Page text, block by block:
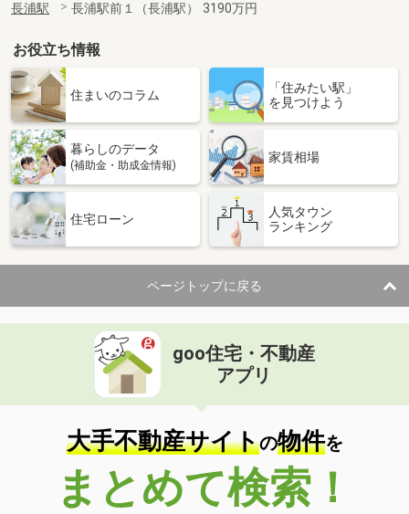
長浦駅
長浦駅前１（長浦駅） 3190万円
お役立ち情報
住まいのコラム
「住みたい駅」
を見つけよう
暮らしのデータ
(補助金・助成金情報)
家賃相場
住宅ローン
人気タウン
ランキング
ページトップに戻る
goo住宅・不動産
アプリ
大手不動産サイトの物件を
まとめて検索！